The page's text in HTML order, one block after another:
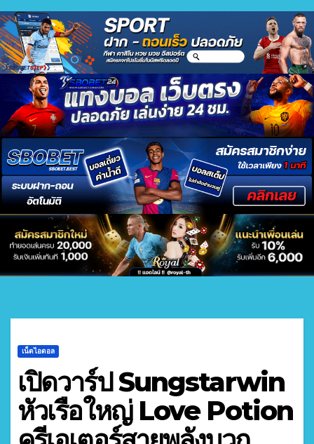
เน็ตไอดอล
เปิดวาร์ป Sungstarwin
หัวเรือใหญ่ Love Potion